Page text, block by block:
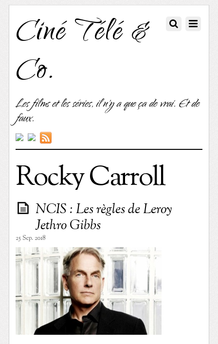
Ciné Télé &
Co.
Les films et les séries, il n'y a que ça de vrai. Et de
faux.
Rocky Carroll
NCIS : Les règles de Leroy
Jethro Gibbs
25 Sep. 2018